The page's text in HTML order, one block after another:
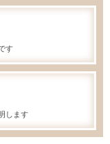
す
します